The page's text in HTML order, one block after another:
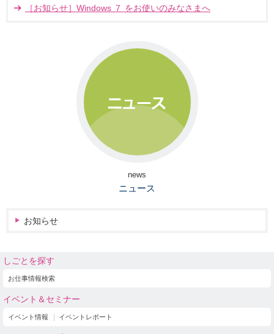
［お知らせ］Windows ７ をお使いのみなさまへ
news
ニュース
お知らせ
しごとを探す
お仕事情報検索
イベント＆セミナー
イベント情報 イベントレポート